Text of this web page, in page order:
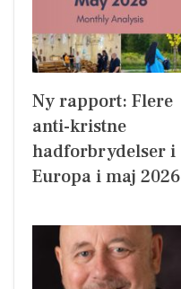
Ny rapport: Flere
anti-kristne
hadforbrydelser i
Europa i maj 2026